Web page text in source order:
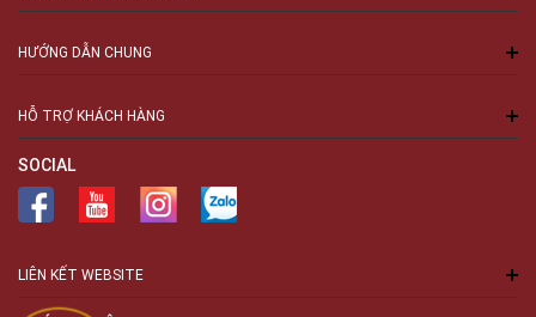
HƯỚNG DẪN CHUNG
HỖ TRỢ KHÁCH HÀNG
SOCIAL
LIÊN KẾT WEBSITE